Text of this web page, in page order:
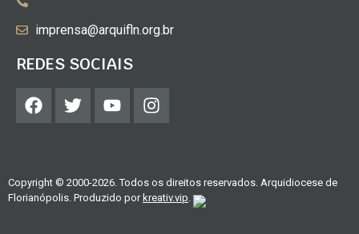
imprensa@arquifln.org.br
REDES SOCIAIS
Copyright © 2000-2026. Todos os direitos reservados. Arquidiocese de
Florianópolis. Produzido por kreativ.vip